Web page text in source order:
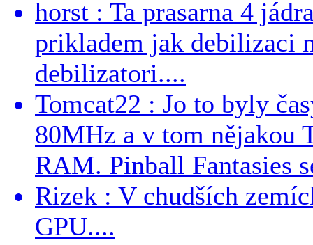
horst : Ta prasarna 4
prikladem jak debilizaci
debilizatori....
Tomcat22 : Jo to byly
80MHz a v tom nějakou
RAM. Pinball Fantasies
Rizek : V chudších
GPU....